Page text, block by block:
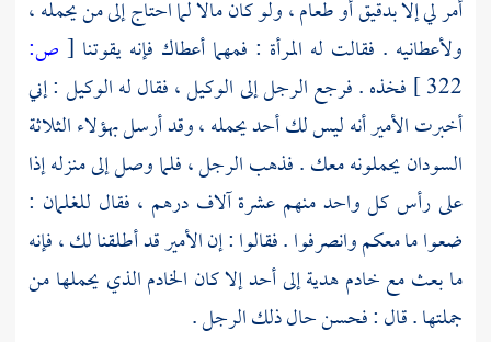
أمر لي إلا بدقيق أو طعام ، ولو كان مالا لما احتاج إلى من يحمله ،
ولأعطانيه . فقالت له المرأة : فمهما أعطاك فإنه يقوتنا [ ص:
322 ] فخذه . فرجع الرجل إلى الوكيل ، فقال له الوكيل : إني
أخبرت الأمير أنه ليس لك أحد يحمله ، وقد أرسل بهؤلاء الثلاثة
السودان يحملونه معك . فذهب الرجل ، فلما وصل إلى منزله إذا
على رأس كل واحد منهم عشرة آلاف درهم ، فقال للغلمان :
ضعوا ما معكم وانصرفوا . فقالوا : إن الأمير قد أطلقنا لك ، فإنه
ما بعث مع خادم هدية إلى أحد إلا كان الخادم الذي يحملها من
جملتها . قال : فحسن حال ذلك الرجل .